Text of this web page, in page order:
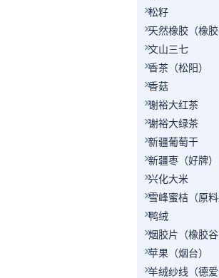
松籽
天然橡胶（橡胶
文山三七
香茶（松阳）
香菇
谢裕大红茶
谢裕大绿茶
新疆葡萄干
新疆枣（好牌）
兴化大米
雪峰蜜桔（原料
鸭绒
烟胶片（橡胶谷
苹果（烟台）
羊绒纱线（德爱